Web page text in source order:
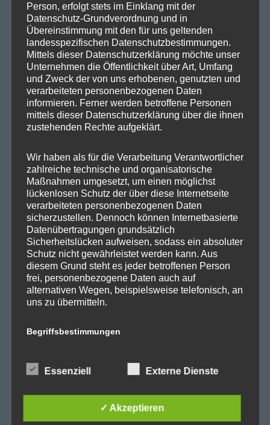
SPD Links
SPD in Europaparlament
SPD Deutschland
SPD Bundestragsfraktion
SPD Berlin
SPD Fraktion Berlin
SPD Fraktion in der BVV
SPD Berliner Mitte
Wichtige Links
SPD in Startseite
Datenschutzerklärung
Abgeordnetenhaus
Aktuelles
Person, erfolgt stets im Einklang mit der
Datenschutz-Grundverordnung und in
Übereinstimmung mit den für uns geltenden
landesspezifischen Datenschutzbestimmungen.
Mittels dieser Datenschutzerklärung möchte unser
Unternehmen die Öffentlichkeit über Art, Umfang
und Zweck der von uns erhobenen, genutzten und
verarbeiteten personenbezogenen Daten
informieren. Ferner werden betroffene Personen
mittels dieser Datenschutzerklärung über die ihnen
zustehenden Rechte aufgeklärt.
Wir haben als für die Verarbeitung Verantwortlicher
zahlreiche technische und organisatorische
Maßnahmen umgesetzt, um einen möglichst
lückenlosen Schutz der über diese Internetseite
verarbeiteten personenbezogenen Daten
sicherzustellen. Dennoch können Internetbasierte
Datenübertragungen grundsätzlich
Sicherheitslücken aufweisen, sodass ein absoluter
Schutz nicht gewährleistet werden kann. Aus
diesem Grund steht es jeder betroffenen Person
frei, personenbezogene Daten auch auf
alternativen Wegen, beispielsweise telefonisch, an
uns zu übermitteln.
Begriffsbestimmungen
Begrifflichkeiten, die durch den Europäischen
der Datenschutz-Grundverordnung (DS-GVO)
verwendet wurden. Unsere Datenschutzerklärung
Essenziell Externe Dienste
✓ Akzeptieren